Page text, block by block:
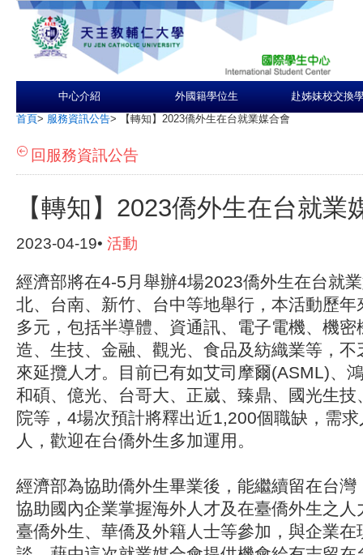
中心介紹 外國籍學位生 赴姊妹校交換
首頁> 服務資訊公告> 【轉知】2023僑外生在台就業媒合會
回服務資訊公告
【轉知】2023僑外生在台就業
2023-04-19• 活動
經濟部將在4-5月舉辦4場2023僑外生在台就
北、台南、新竹、台中等地舉行，本活動歷年
多元，包括半導體、資通訊、電子電機、機
造、生技、金融、觀光、食品及紡織業等，不
來延攬人才。目前已有如艾司摩爾(ASML)、
和碩、億光、台哥大、正崴、臻鼎、國光生技
院等，4場次預計將釋出近1,200個職缺，需
人，歡迎在台僑外生多加運用。
經濟部為協助僑外生畢業後，能繼續留在台灣
協助國內企業掌握海外人才及在臺僑外生之人
臺僑外生、華僑及外籍人士等參加，與企業在